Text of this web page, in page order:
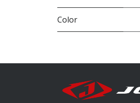
Color